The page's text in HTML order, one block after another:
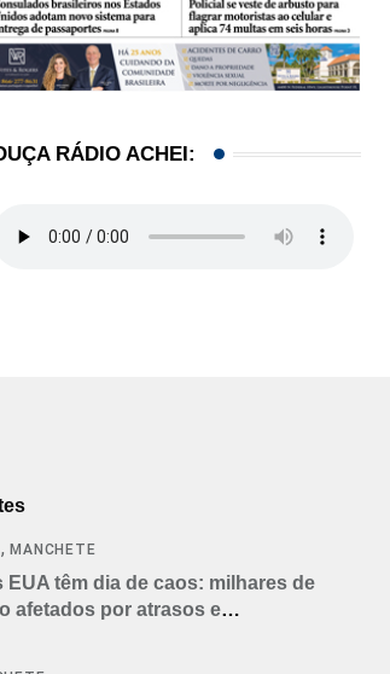
RÁDIO ACHEI:
,MANCHETE
têm dia de caos: milhares de
afetados por atrasos e